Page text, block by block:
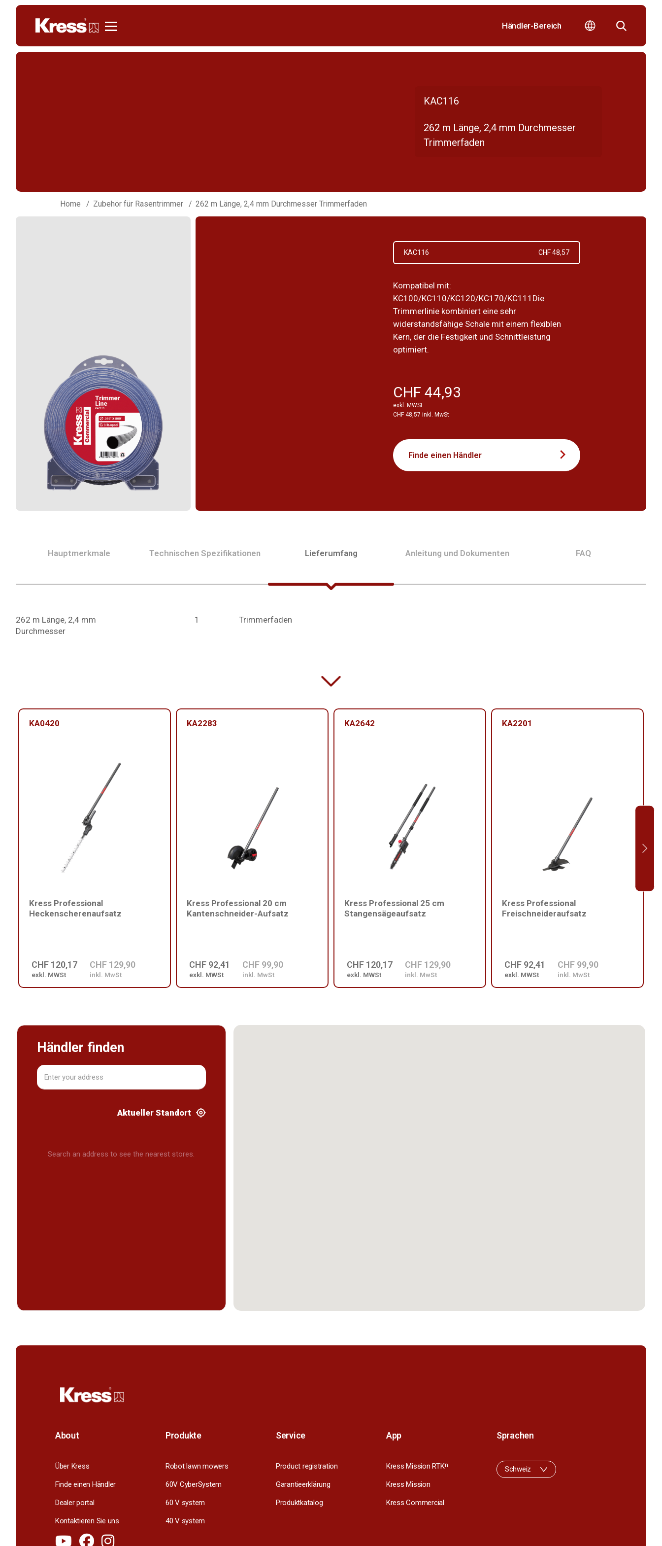
Händler-Bereich
KAC116
262 m Länge, 2,4 mm Durchmesser
Trimmerfaden
Home Zubehör für Rasentrimmer 262 m Länge, 2,4 mm Durchmesser Trimmerfaden
KAC116 CHF 48,57
Kompatibel mit:
KC100/KC110/KC120/KC170/KC111Die
Trimmerlinie kombiniert eine sehr
widerstandsfähige Schale mit einem flexiblen
Kern, der die Festigkeit und Schnittleistung
optimiert.
CHF 44,93
exkl. MWSt
CHF 48,57 inkl. MwSt
Finde einen Händler
Hauptmerkmale Technischen Spezifikationen Lieferumfang Anleitung und Dokumenten FAQ
262 m Länge, 2,4 mm
Durchmesser
Trimmerfaden
1
KA0420
Kress Professional
Heckenscherenaufsatz
CHF 120,17
exkl. MWSt
CHF 129,90
inkl. MwSt
KA2283
Kress Professional 20 cm
Kantenschneider-Aufsatz
CHF 92,41
exkl. MWSt
CHF 99,90
inkl. MwSt
KA2642
Kress Professional 25 cm
Stangensägeaufsatz
CHF 120,17
exkl. MWSt
CHF 129,90
inkl. MwSt
KA2201
Kress Professional
Freischneideraufsatz
CHF 92,41
exkl. MWSt
CHF 99,90
inkl. MwSt
Händler finden
Aktueller Standort
Search an address to see the nearest stores.
About
Über Kress
Finde einen Händler
Dealer portal
Kontaktieren Sie uns
Produkte
Robot lawn mowers
60V CyberSystem
60 V system
40 V system
Service
Product registration
Garantieerklärung
Produktkatalog
App
Kress Mission RTKn
Kress Mission
Kress Commercial
Sprachen
Schweiz